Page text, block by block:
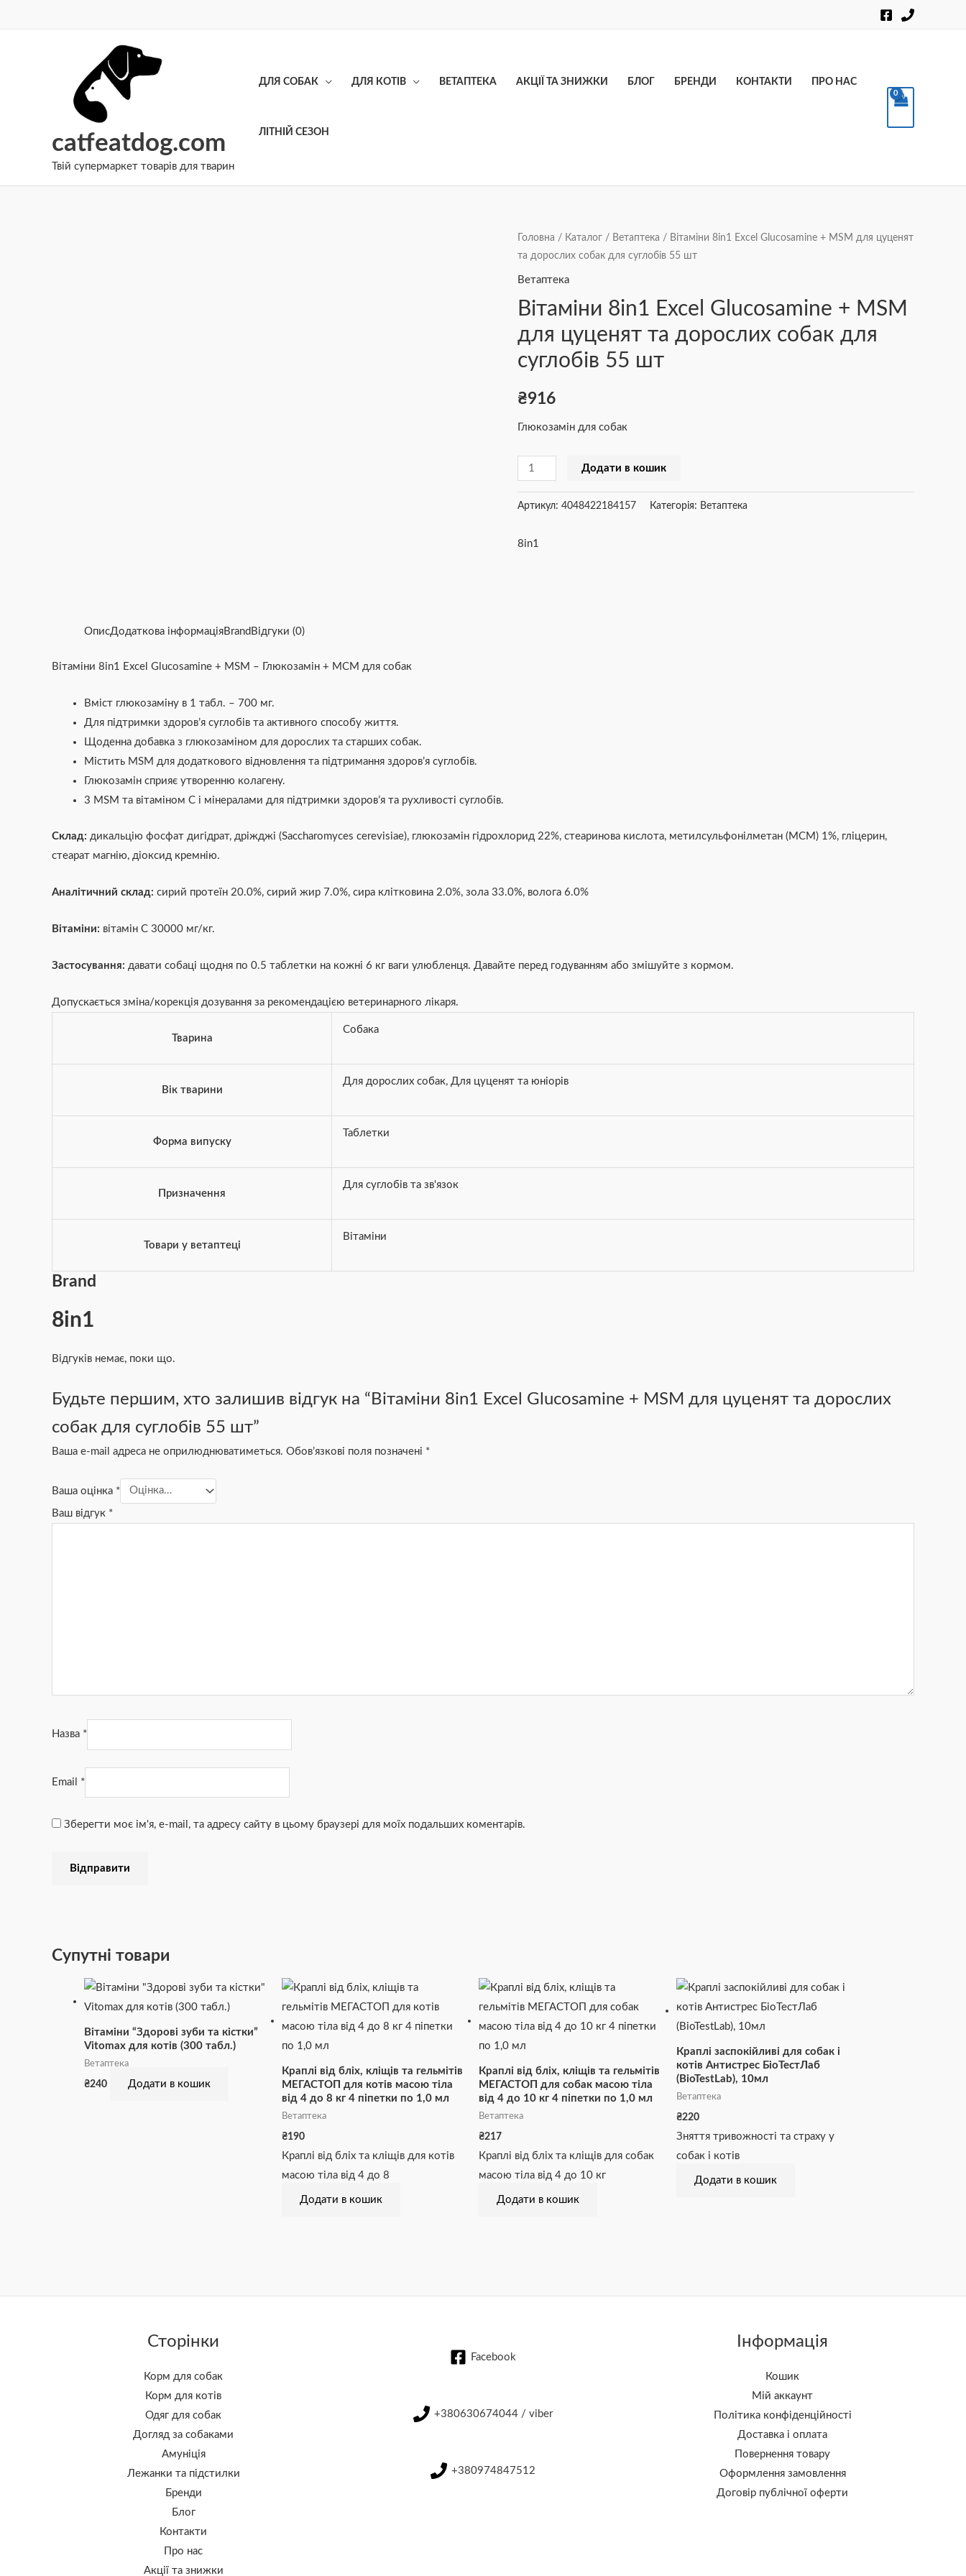
catfeatdog.com
Твій супермаркет товарів для тварин
ДЛЯ СОБАК ДЛЯ КОТІВ ВЕТАПТЕКА АКЦІЇ ТА ЗНИЖКИ БЛОГ БРЕНДИ КОНТАКТИ ПРО НАС
ЛІТНІЙ СЕЗОН
Головна / Каталог / Ветаптека / Вітаміни 8in1 Excel Glucosamine + MSM для цуценят
та дорослих собак для суглобів 55 шт
Ветаптека
Вітаміни 8in1 Excel Glucosamine + MSM
для цуценят та дорослих собак для
суглобів 55 шт
₴916
Глюкозамін для собак
Вітаміни
8in1
Excel
+
MSM
для
цуценят
та
собак
суглобів
55
шт
Додати в кошик
Артикул: 4048422184157 Категорія: Ветаптека
8in1
ОписДодаткова інформаціяBrand Відгуки (0)
Вітаміни 8in1 Excel Glucosamine + MSM – Глюкозамін + МСМ для собак
Вміст глюкозаміну в 1 табл. – 700 мг.
Для підтримки здоров’я суглобів та активного способу життя.
Щоденна добавка з глюкозаміном для дорослих та старших собак.
Містить MSM для додаткового відновлення та підтримання здоров’я суглобів.
Глюкозамін сприяє утворенню колагену.
3 МЅМ та вітаміном С і мінералами для підтримки здоров’я та рухливості суглобів.
Склад: дикальцію фосфат дигідрат, дріжджі (Saccharomyces cerevisiae), глюкозамін гідрохлорид 22%, стеаринова кислота, метилсульфонілметан (МСМ) 1%, гліцерин,
стеарат магнію, діоксид кремнію.
Аналітичний склад: сирий протеїн 20.0%, сирий жир 7.0%, сира клітковина 2.0%, зола 33.0%, волога 6.0%
Вітаміни: вітамін С 30000 мг/кг.
Застосування: давати собаці щодня по 0.5 таблетки на кожні 6 кг ваги улюбленця. Давайте перед годуванням або змішуйте з кормом.
Допускається зміна/корекція дозування за рекомендацією ветеринарного лікаря.
Тварина
Собака
Вік тварини
Для дорослих собак, Для цуценят та юніорів
Форма випуску
Таблетки
Призначення
Для суглобів та зв'язок
Товари у ветаптеці
Вітаміни
Brand
8in1
Відгуків немає, поки що.
Будьте першим, хто залишив відгук на “Вітаміни 8in1 Excel Glucosamine + MSM для цуценят та дорослих
собак для суглобів 55 шт”
Ваша e-mail адреса не оприлюднюватиметься. Обов’язкові поля позначені *
Ваша оцінка *
Ваш відгук *
Назва *
Email *
Зберегти моє ім'я, e-mail, та адресу сайту в цьому браузері для моїх подальших коментарів.
Супутні товари
Вітаміни “Здорові зуби та кістки”
Vitomax для котів (300 табл.)
Ветаптека
₴240 Додати в кошик
Краплі від бліх, кліщів та гельмітів
МЕГАСТОП для котів масою тіла
від 4 до 8 кг 4 піпетки по 1,0 мл
Ветаптека
₴190
Краплі від бліх та кліщів для котів
масою тіла від 4 до 8
Додати в кошик
Краплі від бліх, кліщів та гельмітів
МЕГАСТОП для собак масою тіла
від 4 до 10 кг 4 піпетки по 1,0 мл
Ветаптека
₴217
Краплі від бліх та кліщів для собак
масою тіла від 4 до 10 кг
Додати в кошик
Краплі заспокійливі для собак і
котів Антистрес БіоТестЛаб
(BioTestLab), 10мл
Ветаптека
₴220
Зняття тривожності та страху у
собак і котів
Додати в кошик
Сторінки
Корм для собак
Корм для котів
Одяг для собак
Догляд за собаками
Амуніція
Лежанки та підстилки
Бренди
Блог
Контакти
Про нас
Акції та знижки
Facebook
+380630674044 / viber
+380974847512
Інформація
Кошик
Мій аккаунт
Політика конфіденційності
Доставка і оплата
Повернення товару
Оформлення замовлення
Договір публічної оферти